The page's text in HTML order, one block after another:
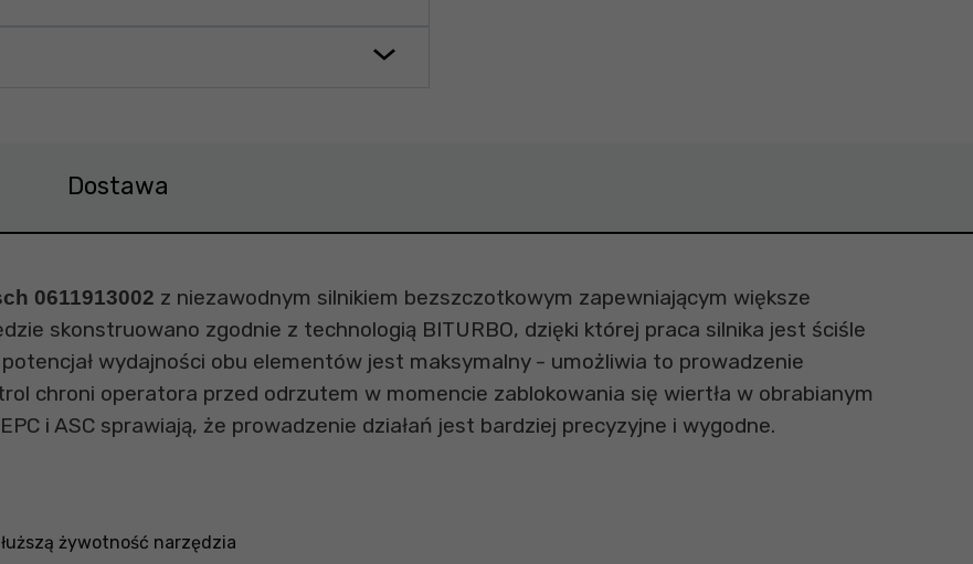
Dostawa
0611913002 z niezawodnym silnikiem bezszczotkowym zapewniającym większe
skonstruowano zgodnie z technologią BITURBO, dzięki której praca silnika jest ściśle
wydajności obu elementów jest maksymalny - umożliwia to prowadzenie
chroni operatora przed odrzutem w momencie zablokowania się wiertła w obrabianym
i ASC sprawiają, że prowadzenie działań jest bardziej precyzyjne i wygodne.
żywotność narzędzia